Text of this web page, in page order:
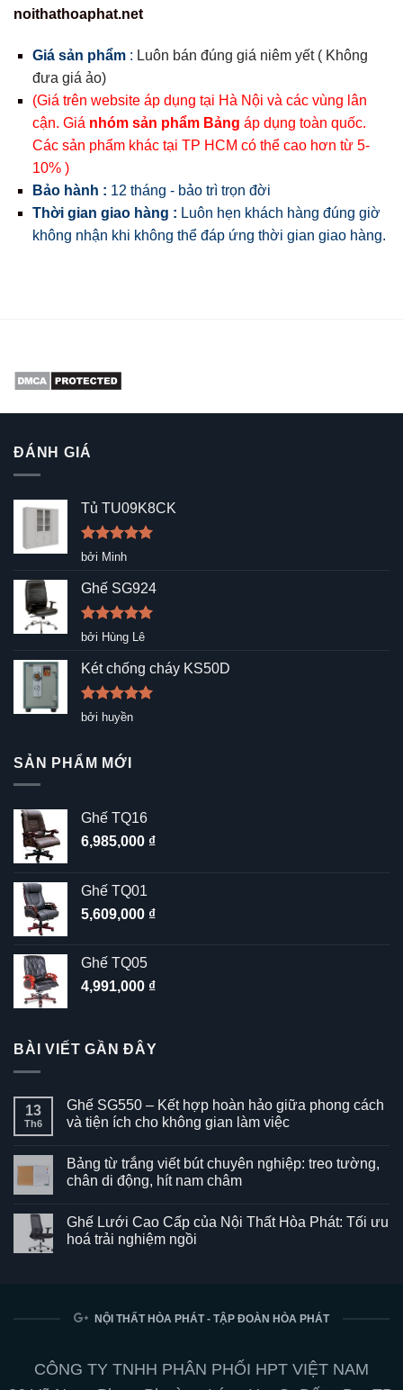
noithathoaphat.net
Giá sản phẩm: Luôn bán đúng giá niêm yết ( Không
đưa giá ảo)
(Giá trên website áp dụng tại Hà Nội và các vùng lân
cận. Giá nhóm sản phẩm Bảng áp dụng toàn quốc.
Các sản phẩm khác tại TP HCM có thể cao hơn từ 5-
10% )
Bảo hành : 12 tháng - bảo trì trọn đời
Thời gian giao hàng : Luôn hẹn khách hàng đúng giờ
không nhận khi không thể đáp ứng thời gian giao hàng.
ĐÁNH GIÁ
Tủ TU09K8CK
Được xếp
sao
bởi Minh
Ghế SG924
Được xếp
5
sao
bởi Hùng Lê
Két chống cháy KS50D
Được xếp
hạng5
bởi huyền
SẢN PHẨM MỚI
Ghế TQ16
6,985,000 ₫
Ghế TQ01
5,609,000 ₫
Ghế TQ05
4,991,000 ₫
BÀI VIẾT GẦN ĐÂY
13
Th6
Ghế SG550 – Kết hợp hoàn hảo giữa phong cách
và tiện ích cho không gian làm việc
bình
luận
ở
–
Kết
hợp
và
không
gian
Bảng từ trắng viết bút chuyên nghiệp: treo tường,
chân di động, hít nam châm
bình
luận
ở
chuyên
chân
di
Ghế Lưới Cao Cấp của Nội Thất Hòa Phát: Tối ưu
hoá trải nghiệm ngồi
Ghế
của
Nội
NỘI THẤT HÒA PHÁT - TẬP ĐOÀN HÒA PHÁT
CÔNG TY TNHH PHÂN PHỐI HPT VIỆT NAM